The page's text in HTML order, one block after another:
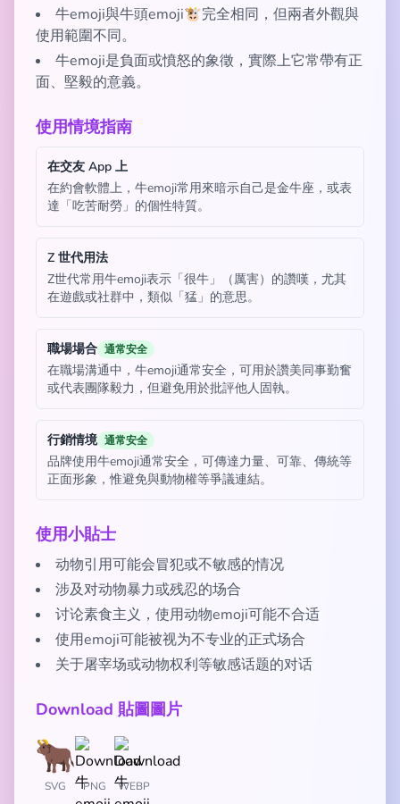
牛emoji與牛頭emoji🐮完全相同，但兩者外觀與
使用範圍不同。
牛emoji是負面或憤怒的象徵，實際上它常帶有正
面、堅毅的意義。
使用情境指南
在交友 App 上
在約會軟體上，牛emoji常用來暗示自己是金牛座，或表
達「吃苦耐勞」的個性特質。
Z 世代用法
Z世代常用牛emoji表示「很牛」（厲害）的讚嘆，尤其
在遊戲或社群中，類似「猛」的意思。
職場場合 通常安全
在職場溝通中，牛emoji通常安全，可用於讚美同事勤奮
或代表團隊毅力，但避免用於批評他人固執。
行銷情境 通常安全
品牌使用牛emoji通常安全，可傳達力量、可靠、傳統等
正面形象，惟避免與動物權等爭議連結。
使用小貼士
动物引用可能会冒犯或不敏感的情况
涉及对动物暴力或残忍的场合
讨论素食主义，使用动物emoji可能不合适
使用emoji可能被视为不专业的正式场合
关于屠宰场或动物权利等敏感话题的对话
Download 貼圖圖片
SVG PNG WEBP